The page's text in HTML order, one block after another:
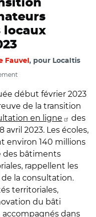
locaux
Fauvel , pour Localtis
début février 2023
de la transition
en ligne
des
2023. Les écoles,
environ 140 millions
des bâtiments
rappellent les
la consultation.
territoriales,
du bâti
accompagnés dans